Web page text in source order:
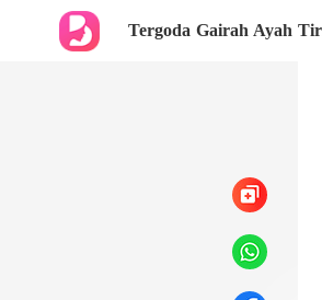
Tergoda Gairah Ayah